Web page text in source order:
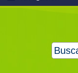
Buscar: